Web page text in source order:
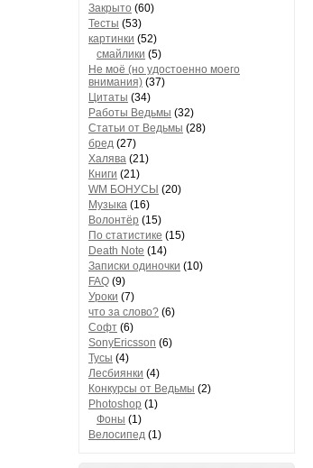
Закрыто (60)
Тесты (53)
картинки (52)
смайлики (5)
Не моё (но удостоенно моего
внимания) (37)
Цитаты (34)
Работы Ведьмы (32)
Статьи от Ведьмы (28)
бред (27)
Халява (21)
Книги (21)
WM БОНУСЫ (20)
Музыка (16)
Волонтёр (15)
По статистике (15)
Death Note (14)
Записки одиночки (10)
FAQ (9)
Уроки (7)
что за слово? (6)
Софт (6)
SonyEricsson (6)
Тусы (4)
Лесбиянки (4)
Конкурсы от Ведьмы (2)
Photoshop (1)
Фоны (1)
Велосипед (1)